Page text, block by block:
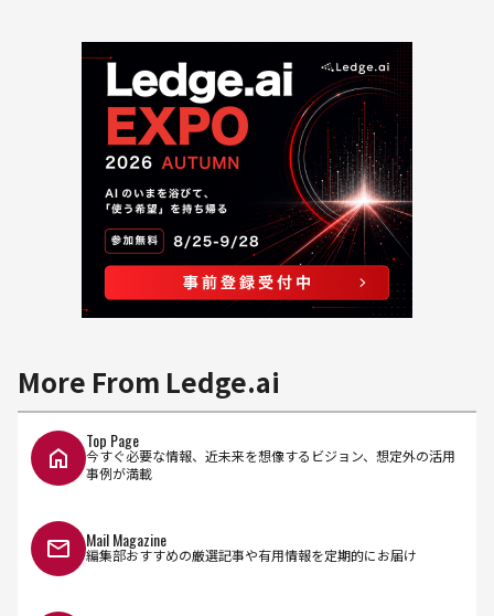
More From Ledge.ai
Top Page
今すぐ必要な情報、近未来を想像するビジョン、想定外の活用
事例が満載
Mail Magazine
編集部おすすめの厳選記事や有用情報を定期的にお届け